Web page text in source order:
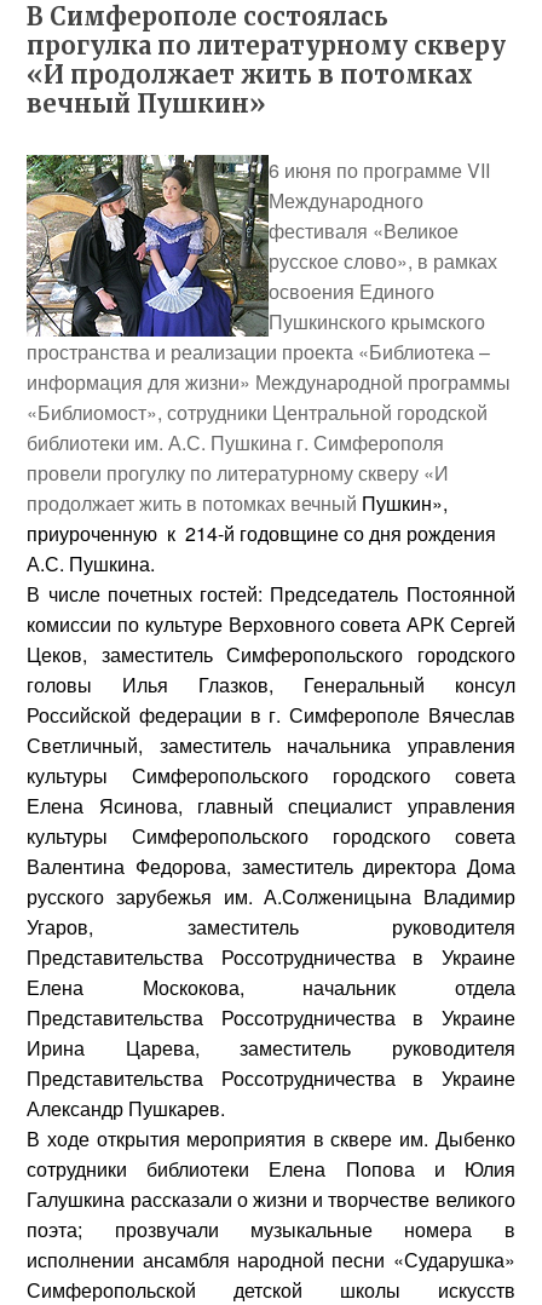
В Симферополе состоялась
прогулка по литературному скверу
«И продолжает жить в потомках
вечный Пушкин»
6 июня по программе VII
Международного
фестиваля «Великое
русское слово», в рамках
освоения Единого
Пушкинского крымского
пространства и реализации проекта «Библиотека –
информация для жизни» Международной программы
«Библиомост», сотрудники Центральной городской
библиотеки им. А.С. Пушкина г. Симферополя
провели прогулку по литературному скверу «И
продолжает жить в потомках вечный Пушкин»,
приуроченную к 214-й годовщине со дня рождения
А.С. Пушкина.
В числе почетных гостей: Председатель Постоянной
комиссии по культуре Верховного совета АРК Сергей
Цеков, заместитель Симферопольского городского
головы Илья Глазков, Генеральный консул
Российской федерации в г. Симферополе Вячеслав
Светличный, заместитель начальника управления
культуры Симферопольского городского совета
Елена Ясинова, главный специалист управления
культуры Симферопольского городского совета
Валентина Федорова, заместитель директора Дома
русского зарубежья им. А.Солженицына Владимир
Угаров, заместитель руководителя
Представительства Россотрудничества в Украине
Елена Москокова, начальник отдела
Представительства Россотрудничества в Украине
Ирина Царева, заместитель руководителя
Представительства Россотрудничества в Украине
Александр Пушкарев.
В ходе открытия мероприятия в сквере им. Дыбенко
сотрудники библиотеки Елена Поповаи Юлия
Галушкина рассказали о жизни и творчестве великого
поэта; прозвучали музыкальные номера в
исполнении ансамбля народной песни «Сударушка»
Симферопольской детской школы искусств